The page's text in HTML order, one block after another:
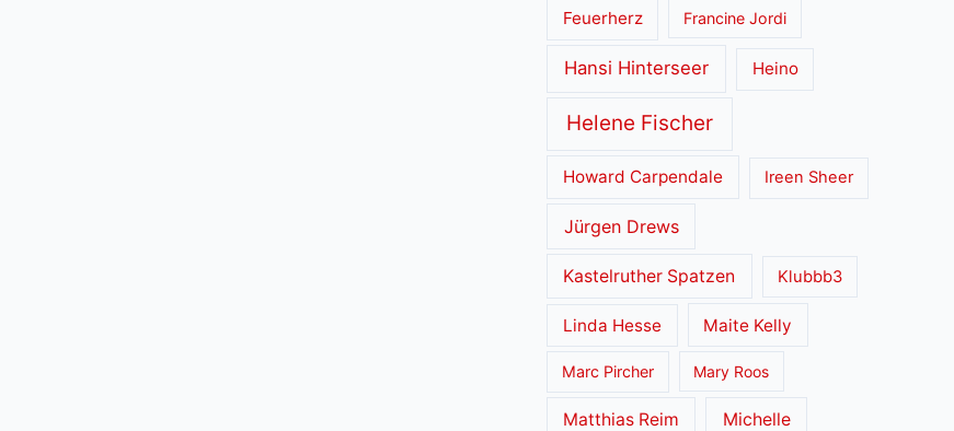
Feuerherz Francine Jordi
Hansi Hinterseer Heino
Helene Fischer
Howard Carpendale Ireen Sheer
Jürgen Drews
Kastelruther Spatzen Klubbb3
Linda Hesse Maite Kelly
Marc Pircher Mary Roos
Matthias Reim Michelle